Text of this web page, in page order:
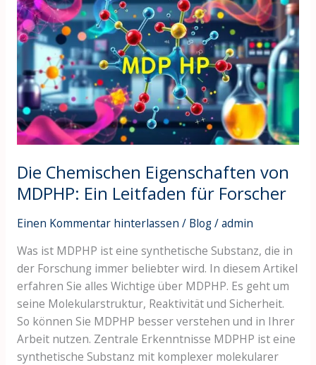
Die Chemischen Eigenschaften von
MDPHP: Ein Leitfaden für Forscher
Einen Kommentar hinterlassen / Blog/admin
Was ist MDPHP ist eine synthetische Substanz, die in
der Forschung immer beliebter wird. In diesem Artikel
erfahren Sie alles Wichtige über MDPHP. Es geht um
seine Molekularstruktur, Reaktivität und Sicherheit.
So können Sie MDPHP besser verstehen und in Ihrer
Arbeit nutzen. Zentrale Erkenntnisse MDPHP ist eine
synthetische Substanz mit komplexer molekularer
Chemischen
Eigenschaften
von
MDPHP:
Ein
Leitfaden
für
Forscher